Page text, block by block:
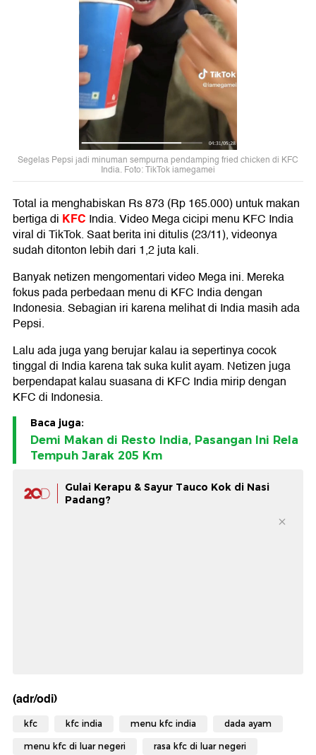
Segelas Pepsi jadi minuman sempurna pendamping fried chicken di KFC
India. Foto: TikTok iamegamei
Total ia menghabiskan Rs 873 (Rp 165.000) untuk makan
bertiga di KFC India. Video Mega cicipi menu KFC India
viral di TikTok. Saat berita ini ditulis (23/11), videonya
sudah ditonton lebih dari 1,2 juta kali.
Banyak netizen mengomentari video Mega ini. Mereka
fokus pada perbedaan menu di KFC India dengan
Indonesia. Sebagian iri karena melihat di India masih ada
Pepsi.
Lalu ada juga yang berujar kalau ia sepertinya cocok
tinggal di India karena tak suka kulit ayam. Netizen juga
berpendapat kalau suasana di KFC India mirip dengan
KFC di Indonesia.
Baca juga:
Demi Makan di Resto India, Pasangan Ini Rela
Tempuh Jarak 205 Km
Gulai Kerapu & Sayur Tauco Kok di Nasi
Padang?
(adr/odi)
kfc kfc india menu kfc india dada ayam
menu kfc di luar negeri rasa kfc di luar negeri